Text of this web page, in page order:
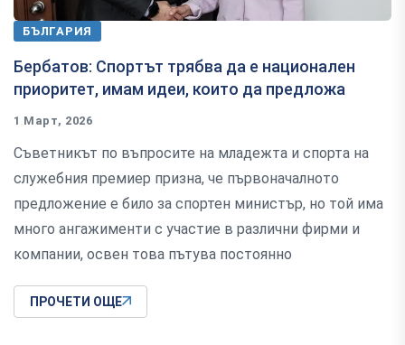
БЪЛГАРИЯ
Бербатов: Спортът трябва да е национален
приоритет, имам идеи, които да предложа
1 Март, 2026
Съветникът по въпросите на младежта и спорта на
служебния премиер призна, че първоначалното
предложение е било за спортен министър, но той има
много ангажименти с участие в различни фирми и
компании, освен това пътува постоянно
ПРОЧЕТИ ОЩЕ